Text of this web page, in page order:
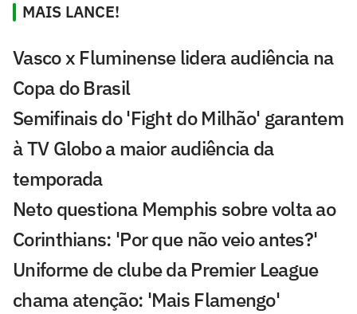
MAIS LANCE!
Vasco x Fluminense lidera audiência na
Copa do Brasil
Semifinais do 'Fight do Milhão' garantem
à TV Globo a maior audiência da
temporada
Neto questiona Memphis sobre volta ao
Corinthians: 'Por que não veio antes?'
Uniforme de clube da Premier League
chama atenção: 'Mais Flamengo'